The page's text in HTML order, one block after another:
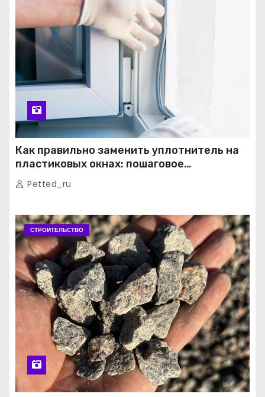
Как правильно заменить уплотнитель на
пластиковых окнах: пошаговое
руководство от экспертов
Petted_ru
СТРОИТЕЛЬСТВО